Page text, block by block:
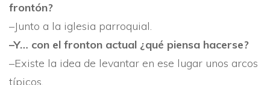
frontón?
–Junto a la iglesia parroquial.
–Y… con el fronton actual ¿qué piensa hacerse?
–Existe la idea de levantar en ese lugar unos arcos
tí­picos.